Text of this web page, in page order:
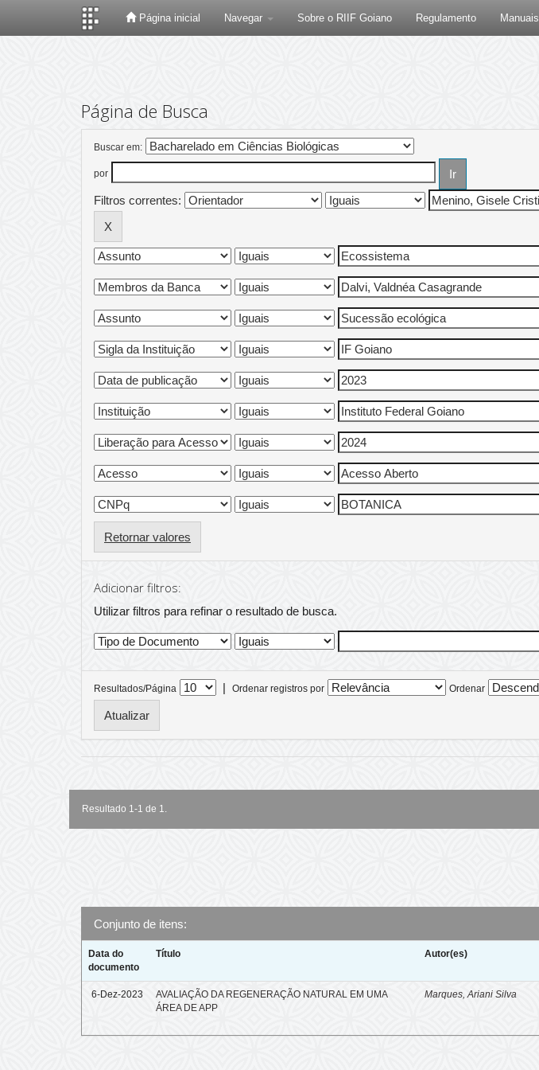
Página inicial Navegar Sobre o RIIF Goiano Regulamento Manuais
Página de Busca
Buscar em:
por
Filtros correntes:
Retornar valores
Adicionar filtros:
Utilizar filtros para refinar o resultado de busca.
Resultados/Página | Ordenar registros por Ordenar
Resultado 1-1 de 1.
Conjunto de itens:
Data do
documento
Título Autor(es)
6-Dez-2023
AVALIAÇÃO DA REGENERAÇÃO NATURAL EM UMA
ÁREA DE APP
Marques, Ariani Silva